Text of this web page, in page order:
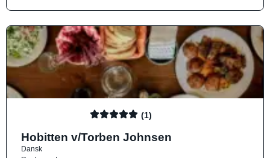
(1)
Hobitten v/Torben Johnsen
Dansk